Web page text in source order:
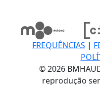
FREQUÊNCIAS |
© 2026
reprodução